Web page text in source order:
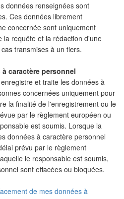
données renseignées sont
Ces données librement
concernée sont uniquement
la requête et la rédaction d'une
transmises à un tiers.
caractère personnel
et traite les données à
concernées uniquement pour
la finalité de l'enregistrement ou le
par le règlement européen ou
est soumis. Lorsque la
données à caractère personnel
prévu par le règlement
le responsable est soumis,
sont effacées ou bloquées.
de mes données à